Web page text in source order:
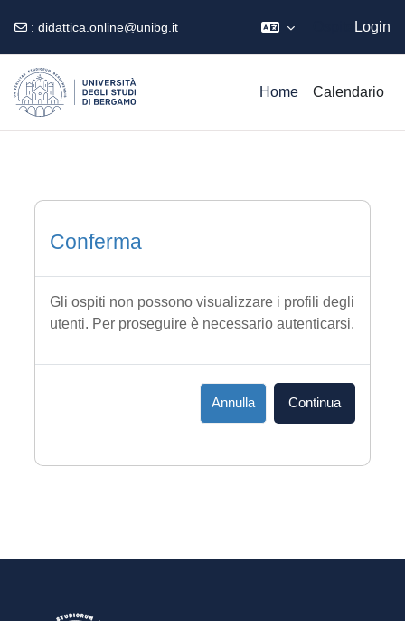
: didattica.online@unibg.it Login
Home Calendario
Conferma
Gli ospiti non possono visualizzare i profili degli
utenti. Per proseguire è necessario autenticarsi.
Annulla Continua